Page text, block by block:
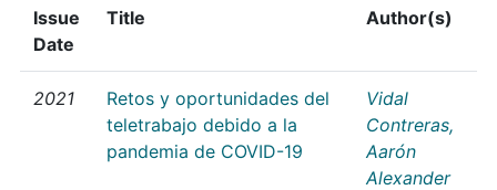
Issue
Date
Title Author(s)
2021
Retos y oportunidades del
teletrabajo debido a la
pandemia de COVID-19
Vidal
Contreras,
Aarón
Alexander